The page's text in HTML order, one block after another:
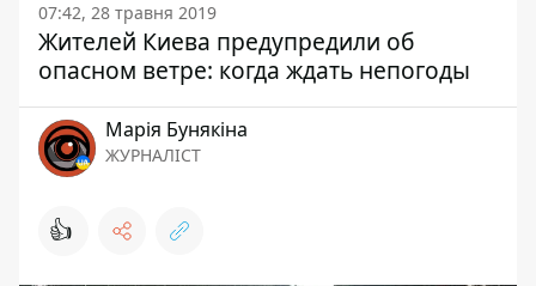
07:42, 28 травня 2019
Жителей Киева предупредили об
опасном ветре: когда ждать непогоды
Марія Бунякіна
ЖУРНАЛІСТ
👍